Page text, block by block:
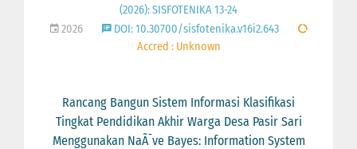
(2026): SISFOTENIKA 13-24
2026
DOI: 10.30700/sisfotenika.v16i2.643
Accred : Unknown
Rancang Bangun Sistem Informasi Klasifikasi
Tingkat Pendidikan Akhir Warga Desa Pasir Sari
Menggunakan NaÃ¯ve Bayes: Information System